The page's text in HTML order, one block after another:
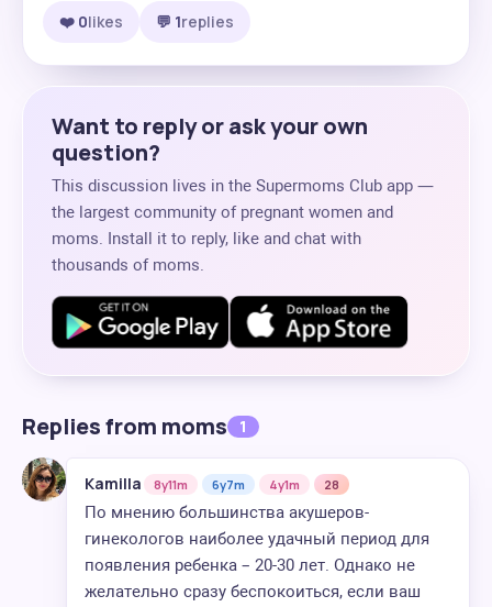
❤️ 0likes 💬 1replies
Want to reply or ask your own
question?
This discussion lives in the Supermoms Club app —
the largest community of pregnant women and
moms. Install it to reply, like and chat with
thousands of moms.
Replies from moms 1
Kamilla 8y11m 6y7m 4y1m 28
По мнению большинства акушеров-
гинекологов наиболее удачный период для
появления ребенка – 20-30 лет. Однако не
желательно сразу беспокоиться, если ваш